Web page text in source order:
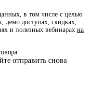
в том числе с целью
демо доступах, скидках,
и полезных вебинарах на
отправить снова